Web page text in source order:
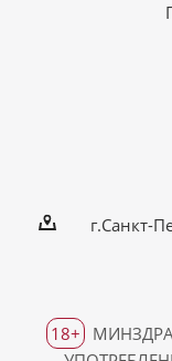
г.Санкт-
18+